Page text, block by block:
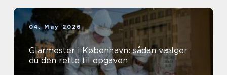
04. May 2026
Glarmester i København: sådan vælger
du den rette til opgaven